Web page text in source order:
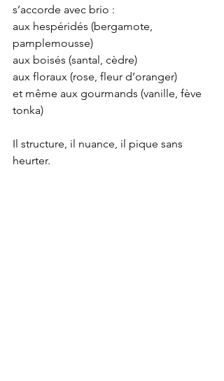
s’accorde avec brio :
aux hespéridés (bergamote,
pamplemousse)
aux boisés (santal, cèdre)
aux floraux (rose, fleur d’oranger)
et même aux gourmands (vanille, fève
tonka)
Il structure, il nuance, il pique sans
heurter.